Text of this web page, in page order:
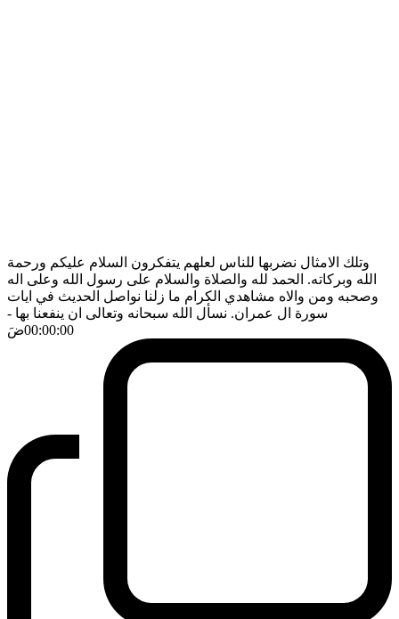
وتلك الامثال نضربها للناس لعلهم يتفكرون السلام عليكم ورحمة
الله وبركاته. الحمد لله والصلاة والسلام على رسول الله وعلى اله
وصحبه ومن والاه مشاهدي الكرام ما زلنا نواصل الحديث في ايات
سورة ال عمران. نسأل الله سبحانه وتعالى ان ينفعنا بها -
00:00:00ضَ